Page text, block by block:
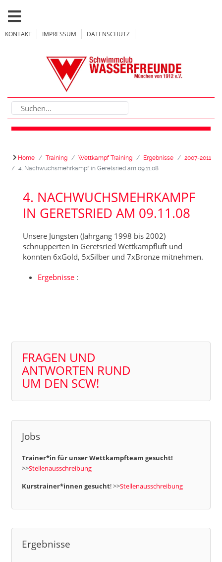
KONTAKT IMPRESSUM DATENSCHUTZ
Home Training Wettkampf Training Ergebnisse
2007-2011
4. Nachwuchsmehrkampf in Geretsried am 09.11.08
4. NACHWUCHSMEHRKAMPF
IN GERETSRIED AM 09.11.08
Unsere Jüngsten (Jahrgang 1998 bis 2002)
schnupperten in Geretsried Wettkampfluft und
konnten 6xGold, 5xSilber und 7xBronze mitnehmen.
Ergebnisse:
FRAGEN UND
ANTWORTEN RUND
UM DEN SCW!
Jobs
Trainer*in für unser Wettkampfteam gesucht!
>>Stellenausschreibung
Kurstrainer*innen gesucht! >>Stellenausschreibung
Ergebnisse